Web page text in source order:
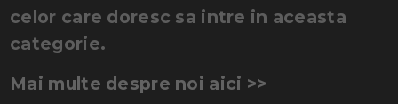
celor care doresc sa intre in aceasta
categorie.
Mai multe despre noi aici >>